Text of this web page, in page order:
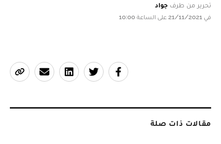
تحرير من طرف جواد
في 21/11/2021 على الساعة 10:00
مقالات ذات صلة